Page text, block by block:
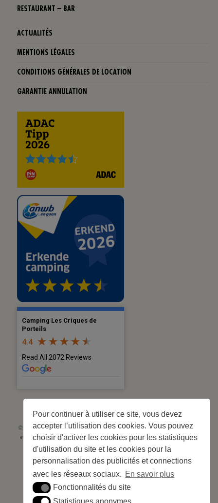
Pour continuer à utiliser ce site, vous devez
accepter l’utilisation des cookies. Vous pouvez
choisir d'activer les cookies pour les statistiques
d'utilisation du site et les cookies pour la
personnalisation des publicités et connections
avec les réseaux sociaux. En savoir plus
Fonctionnalités du site
Fonctionnalités du site
Statistiques anonymes
RESTAURANT – BAR
ACTUALITÉS
MENTIONS LÉGALES
CONDITIONS GÉNÉRALES DE LOCATION
GARANTIE ANNULATION
Camping Les Criques de
Porteils
4.4
Read All 2072 Reviews
©2026 Les Criques de Porteils | SIRET: 539 925 636 00026 - Classement 5
étoiles Tourisme N°C66-001852-004 du 28 mai 2026 – 244 emplacements
Site web réalisé par
Cédric Postel Webmaster